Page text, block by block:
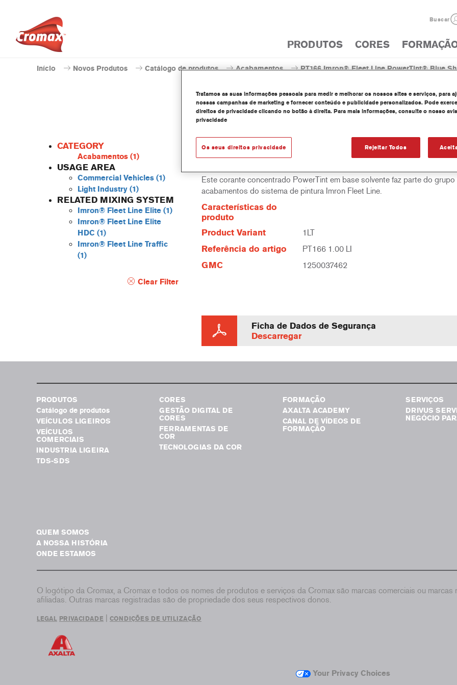
Buscar
PRODUTOS CORES
Início Novos Produtos Catálogo de produtos Acabamentos PT166 Imron® Fleet Line PowerTint® Blue
CATEGORY
Acabamentos (1)
USAGE AREA
Commercial Vehicles (1)
Light Industry (1)
RELATED MIXING SYSTEM
Imron® Fleet Line Elite (1)
Imron® Fleet Line Elite
HDC (1)
Imron® Fleet Line Traffic
(1)
Clear Filter
PT166 Imron® Fleet Line
Este corante concentrado PowerTint em base solvente faz parte do grupo
acabamentos do sistema de pintura Imron Fleet Line.
Características do
produto
Product Variant
1LT
Referência do artigo PT166 1.00 LI
GMC 1250037462
Ficha de Dados de Segurança
Descarregar
PRODUTOS
Catálogo de produtos
VEÍCULOS LIGEIROS
VEÍCULOS
COMERCIAIS
INDUSTRIA LIGEIRA
TDS-SDS
CORES
GESTÃO DIGITAL DE
CORES
FERRAMENTAS DE
COR
TECNOLOGIAS DA COR
FORMAÇÃO
AXALTA ACADEMY
CANAL DE VÍDEOS DE
FORMAÇÃO
SERVIÇOS
DRIVUS
NEGÓCIO
QUEM SOMOS
A NOSSA HISTÓRIA
ONDE ESTAMOS
O logótipo da Cromax, a Cromax e todos os nomes de produtos e serviços da Cromax são marcas comerciais ou
afiliadas. Outras marcas registradas são de propriedade dos seus respectivos donos.
LEGAL PRIVACIDADE CONDIÇÕES DE UTILIZAÇÃO
Your Privacy Choices
Tratamos as suas informações pessoais para medir e melhorar os nossos sites e serviços, para
nossas campanhas de marketing e fornecer conteúdo e publicidade personalizados. Pode
direitos de privacidade clicando no botão à direita. Para mais informações, consulte o nosso
privacidade
Rejeitar Todos
Os seus direitos privacidade